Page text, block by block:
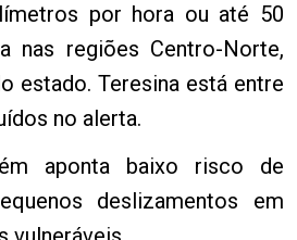
por hora ou até 50
nas regiões Centro-Norte,
estado. Teresina está entre
no alerta.
aponta baixo risco de
deslizamentos em